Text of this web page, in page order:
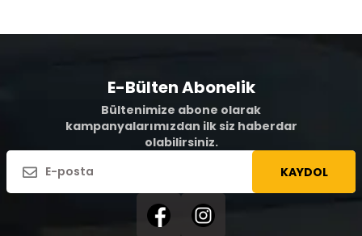
E-Bülten Abonelik
Bültenimize abone olarak
kampanyalarımızdan ilk siz haberdar
olabilirsiniz.
KAYDOL